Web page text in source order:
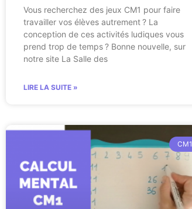
Vous recherchez des jeux CM1 pour faire
travailler vos élèves autrement ? La
conception de ces activités ludiques vous
prend trop de temps ? Bonne nouvelle, sur
notre site La Salle des
LIRE LA SUITE »
CM1